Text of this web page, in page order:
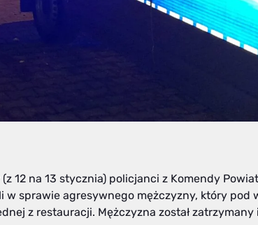
12 na 13 stycznia) policjanci z Komendy
w sprawie agresywnego mężczyzny, który pod
z restauracji. Mężczyzna został